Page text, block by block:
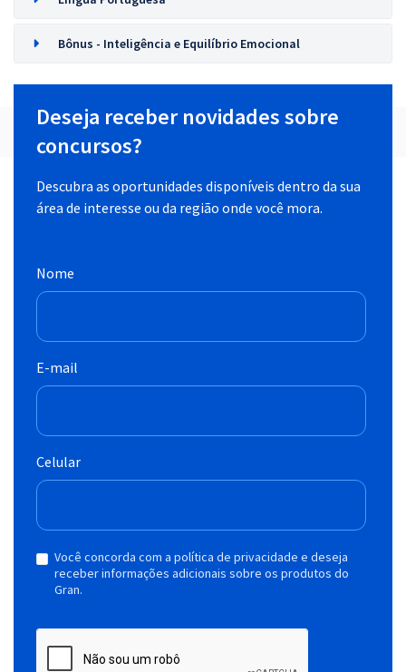
Bônus - Inteligência e Equilíbrio Emocional
Deseja receber novidades sobre
concursos?
Descubra as oportunidades disponíveis dentro da sua
área de interesse ou da região onde você mora.
Nome
E-mail
Celular
Você concorda com a política de privacidade e deseja
receber informações adicionais sobre os produtos do
Gran.